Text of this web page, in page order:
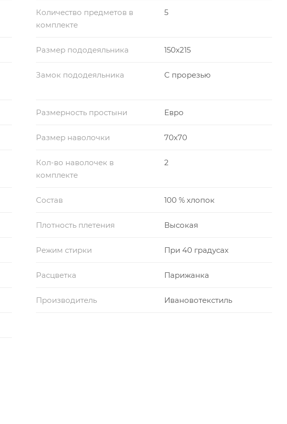
Количество предметов в
комплекте
5
Размер пододеяльника 150x215
Замок пододеяльника С прорезью
Размерность простыни Евро
Размер наволочки 70x70
Кол-во наволочек в
комплекте
2
Состав 100 % хлопок
Плотность плетения Высокая
Режим стирки При 40 градусах
Расцветка Парижанка
Производитель Ивановотекстиль